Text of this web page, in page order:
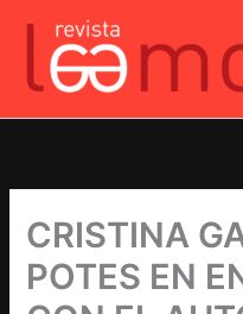
contenido
CRISTINA
POTES EN